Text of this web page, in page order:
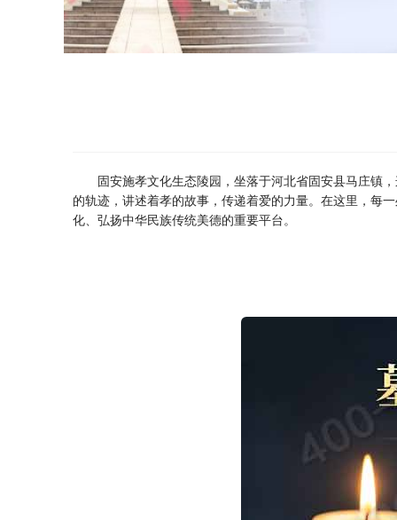
固安施孝文化生态陵园，坐落于河北省固安县马庄镇
的轨迹，讲述着孝的故事，传递着爱的力量。在这里，每
化、弘扬中华民族传统美德的重要平台。